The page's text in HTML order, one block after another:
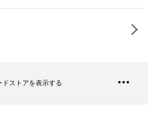
ストアを表示する